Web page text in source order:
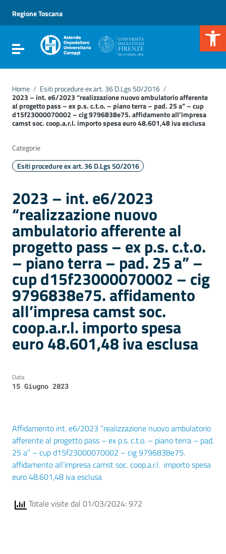
Vai al menu di navigazione
Vai al footer
Regione Toscana
Attiva / disattiva la navigazione
Home / Esiti procedure ex art. 36 D.Lgs 50/2016 /
2023 – int. e6/2023 “realizzazione nuovo ambulatorio afferente
al progetto pass – ex p.s. c.t.o. – piano terra – pad. 25 a” – cup
d15f23000070002 – cig 9796838e75. affidamento all’impresa
camst soc. coop.a.r.l. importo spesa euro 48.601,48 iva esclusa
2023 – int. e6/2023
“realizzazione nuovo
ambulatorio afferente al
progetto pass – ex p.s. c.t.o.
– piano terra – pad. 25 a” –
cup d15f23000070002 – cig
9796838e75. affidamento
all’impresa camst soc.
coop.a.r.l. importo spesa
euro 48.601,48 iva esclusa
Categorie
Esiti procedure ex art. 36 D.Lgs 50/2016
Data:
15 Giugno 2023
Affidamento int. e6/2023 “realizzazione nuovo ambulatorio
afferente al progetto pass – ex p.s. c.t.o. – piano terra – pad.
25 a” – cup d15f23000070002 – cig 9796838e75.
affidamento all’impresa camst soc. coop.a.r.l. importo spesa
euro 48.601,48 iva esclusa
Totale visite dal 01/03/2024: 972